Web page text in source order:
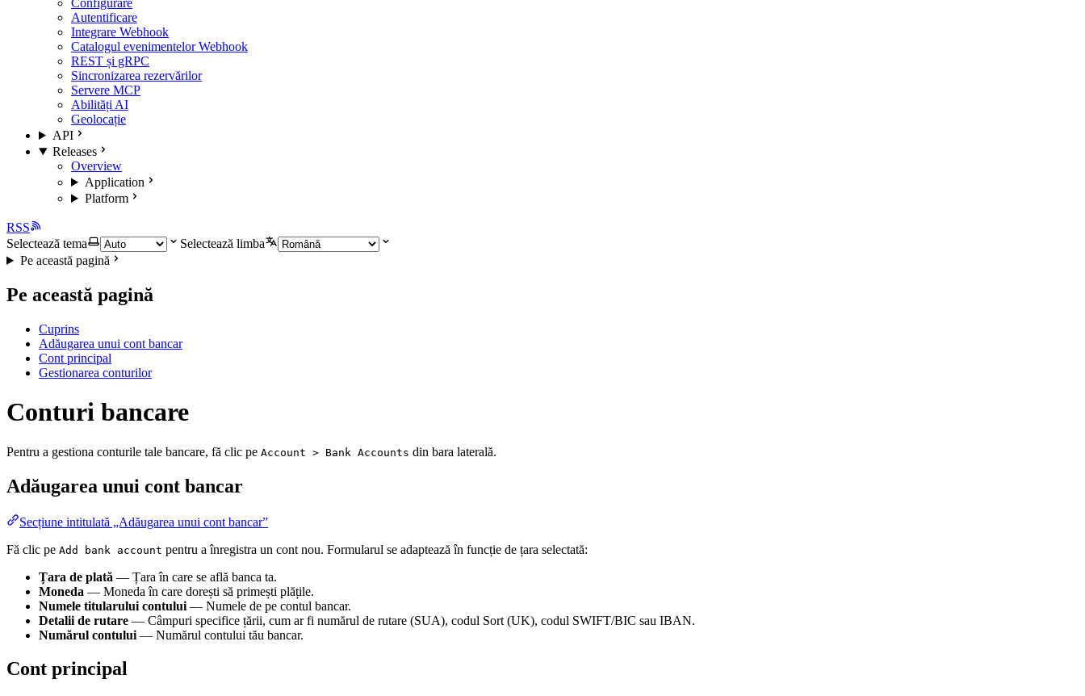
Configurare
Autentificare
Integrare Webhook
Catalogul evenimentelor Webhook
REST și gRPC
Sincronizarea rezervărilor
Servere MCP
Abilități AI
Geolocație
API
Releases
Overview
Application
Platform
RSS
Selectează tema
Selectează limba
Pe această pagină
Pe această pagină
Cuprins
Adăugarea unui cont bancar
Cont principal
Gestionarea conturilor
Conturi bancare
Pentru a gestiona conturile tale bancare, fă clic pe Account > Bank Accounts din bara laterală.
Adăugarea unui cont bancar
Secțiune intitulată „Adăugarea unui cont bancar”
Fă clic pe Add bank account pentru a înregistra un cont nou. Formularul se adaptează în funcție de țara selectată:
Țara de plată — Țara în care se află banca ta.
Moneda — Moneda în care dorești să primești plățile.
Numele titularului contului — Numele de pe contul bancar.
Detalii de rutare — Câmpuri specifice țării, cum ar fi numărul de rutare (SUA), codul Sort (UK), codul SWIFT/BIC sau IBAN.
Numărul contului — Numărul contului tău bancar.
Cont principal